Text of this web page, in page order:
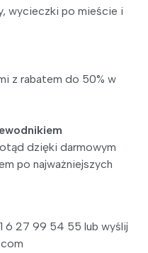
wycieczki po mieście i
z rabatem do 50% w
dzięki darmowym
po najważniejszych
6 27 99 54 55 lub wyślij